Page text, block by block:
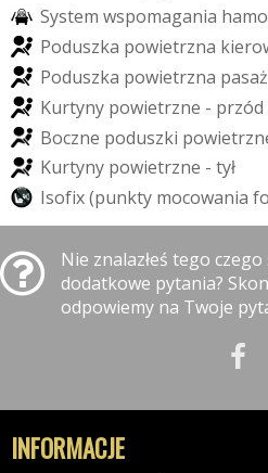
System wspomagania hamo
Poduszka powietrzna kiero
Poduszka powietrzna pasaż
Kurtyny powietrzne - przód
Boczne poduszki powietrzn
Kurtyny powietrzne - tył
Isofix(punkty mocowania fo
Nie znalazłeś tego
dodatkowe pytania?
odpowiemy na Twoje
INFORMACJE